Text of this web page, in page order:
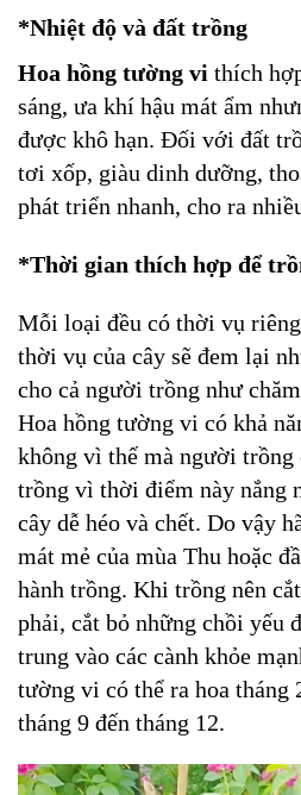
*Nhiệt độ và đất trồng
Hoa hồng tường vi thích
sáng, ưa khí hậu mát ẩm
được khô hạn. Đối với đất
tơi xốp, giàu dinh dưỡng,
phát triển nhanh, cho ra
*Thời gian thích hợp để
Mỗi loại đều có thời vụ
thời vụ của cây sẽ đem lại
cho cả người trồng như
Hoa hồng tường vi có khả
không vì thế mà người trồng
trồng vì thời điểm này nắng
cây dễ héo và chết. Do vậy
mát mẻ của mùa Thu hoặc
hành trồng. Khi trồng nên
phải, cắt bỏ những chồi yếu
trung vào các cành khỏe
tường vi có thể ra hoa tháng
tháng 9 đến tháng 12.